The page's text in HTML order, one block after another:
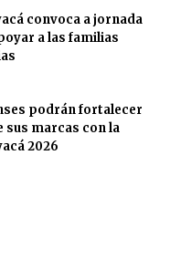
convoca a jornada
a las familias
podrán fortalecer
sus marcas con la
2026